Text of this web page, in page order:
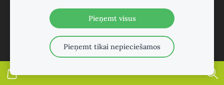
Pieņemt visus
Pieņemt tikai nepieciešamos